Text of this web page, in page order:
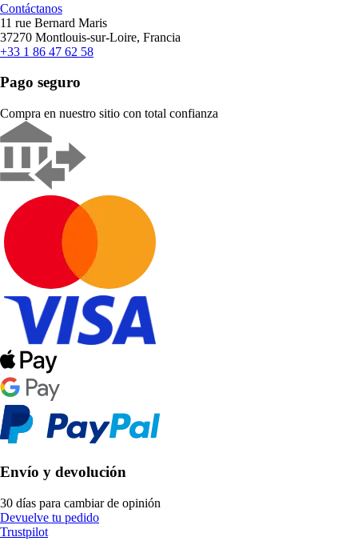
Contáctanos
11 rue Bernard Maris
37270 Montlouis-sur-Loire, Francia
+33 1 86 47 62 58
Pago seguro
Compra en nuestro sitio con total confianza
Envío y devolución
30 días para cambiar de opinión
Devuelve tu pedido
Trustpilot